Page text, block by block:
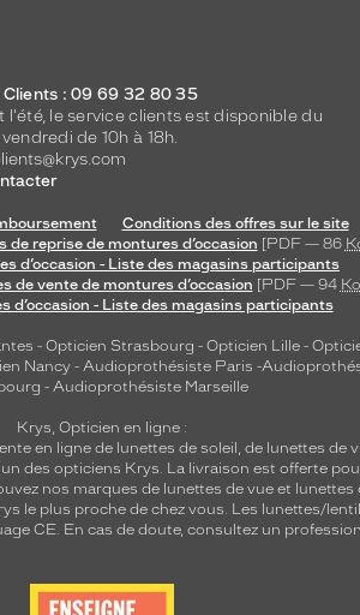
: 09 69 32 80 35
l'été, le service clients est disponible du
vendredi de 10h à 18h.
Conditions des offres sur le site
reprise de montures d’occasion [PDF — 86
d’occasion - Liste des magasins participants
de vente de montures d’occasion [PDF — 94 Ko
d’occasion - Liste des magasins participants
- Opticien Strasbourg - Opticien Lille -
Nancy - Audioprothésiste Paris -
- Audioprothésiste Marseille
Krys, Opticien en ligne :
en ligne de lunettes de soleil, de lunettes de
des opticiens Krys. La livraison est offerte
nos marques de lunettes de vue et lunettes
le plus proche de chez vous. Les lunettes/
CE. En cas de doute, consultez un